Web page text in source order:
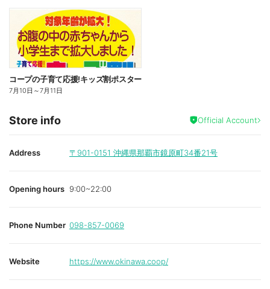
コープの子育て応援!キッズ割ポスター
7月10日 ～7月11日
Store info Official Account
Address 〒901-0151 沖縄県那覇市鏡原町34番21号
Opening hours 9:00~22:00
Phone Number 098-857-0069
Website https://www.okinawa.coop/